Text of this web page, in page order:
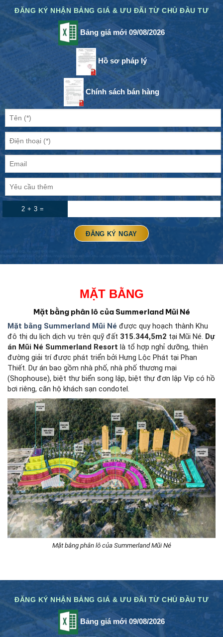
ĐĂNG KÝ NHẬN BẢNG GIÁ & ƯU ĐÃI TỪ CHỦ ĐẦU TƯ
Bảng giá mới 09/08/2026
Hồ sơ pháp lý
Chính sách bán hàng
2 + 3 =
MẶT BẰNG
Mặt bằng phân lô của Summerland Mũi Né
Mặt bằng Summerland Mũi Né được quy hoạch thành Khu
đô thị du lịch dịch vụ trên quỹ đất 315.344,5m2 tại Mũi Né. Dự
án Mũi Né Summerland Resort là tổ hợp nghỉ dưỡng, thiên
đường giải trí được phát triển bởi Hưng Lộc Phát tại Phan
Thiết. Dự án bao gồm nhà phố, nhà phố thương mại
(Shophouse), biệt thự biển song lập, biệt thự đơn lập Vip có hồ
bơi riêng, căn hộ khách sạn condotel.
Mặt bằng phân lô của Summerland Mũi Né
ĐĂNG KÝ NHẬN BẢNG GIÁ & ƯU ĐÃI TỪ CHỦ ĐẦU TƯ
Bảng giá mới 09/08/2026